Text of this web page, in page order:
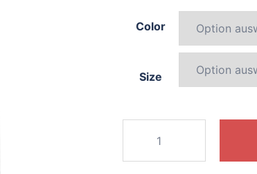
Color
Size
sparkling-
dolphin